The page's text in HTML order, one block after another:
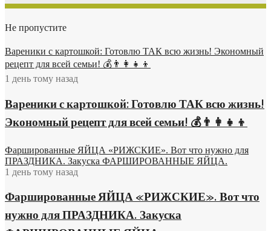
Не пропустите
Вареники с картошкой: Готовлю ТАК всю жизнь! Экономный
рецепт для всей семьи! 💰👨👩👧👦
1 день тому назад
Вареники с картошкой: Готовлю ТАК всю жизнь!
Экономный рецепт для всей семьи! 💰👨👩👧👦
Фаршированные ЯЙЦА «РИЖСКИЕ». Вот что нужно для
ПРАЗДНИКА. Закуска ФАРШИРОВАННЫЕ ЯЙЦА.
1 день тому назад
Фаршированные ЯЙЦА «РИЖСКИЕ». Вот что
нужно для ПРАЗДНИКА. Закуска